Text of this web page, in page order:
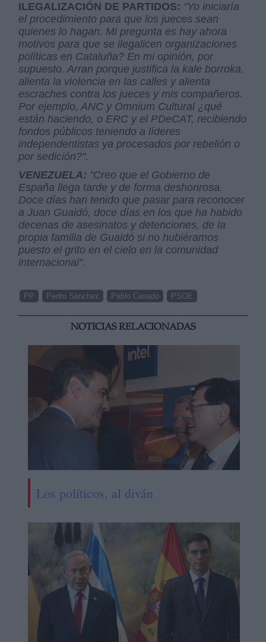
ILEGALIZACIÓN DE PARTIDOS: "Yo iniciaría
el procedimiento para que los jueces sean
quienes lo hagan. Mi pregunta es hay ahora
motivos para que se ilegalicen organizaciones
políticas en Cataluña? En mi opinión, por
supuesto. Arran porque justifica la kale borroka,
alienta la violencia en las calles y alienta
escraches contra los jueces y mis compañeros.
Por ejemplo, ANC y Omnium Cultural ¿qué
están haciendo, o ERC y el PDeCAT, recibiendo
fondos públicos teniendo a líderes
independentistas ya procesados por rebelión o
por sedición?".
VENEZUELA: "Creo que el Gobierno de
España llega tarde y de forma deshonrosa.
Doce días han tenido que pasar para reconocer
a Juan Guaidó, doce días en los que ha habido
decenas de asesinatos y detenciones, de la
propia familia de Guaidó si no hubiéramos
puesto el grito en el cielo en la comunidad
internacional".
PP Pedro Sánchez Pablo Casado PSOE
NOTICIAS RELACIONADAS
Los políticos, al diván